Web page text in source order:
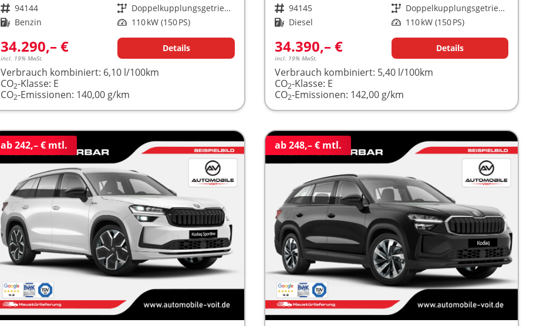
Fahrzeugnr. 94144 Getriebe
Doppelkupplungsgetriebe (DSG)
Kraftstoff Benzin Leistung 110 kW (150 PS)
34.290,– €
incl. 19% MwSt.
Details
Verbrauch kombiniert: 6,10 l/100km
CO2-Klasse: E
CO2-Emissionen: 140,00 g/km
Fahrzeugnr. 94145 Getriebe
Doppelkupplungsgetriebe (DSG)
Kraftstoff Diesel Leistung 110 kW (150 PS)
34.390,– €
incl. 19% MwSt.
Details
Verbrauch kombiniert: 5,40 l/100km
CO2-Klasse: E
CO2-Emissionen: 142,00 g/km
ab 242,– € mtl. ab 248,– € mtl.